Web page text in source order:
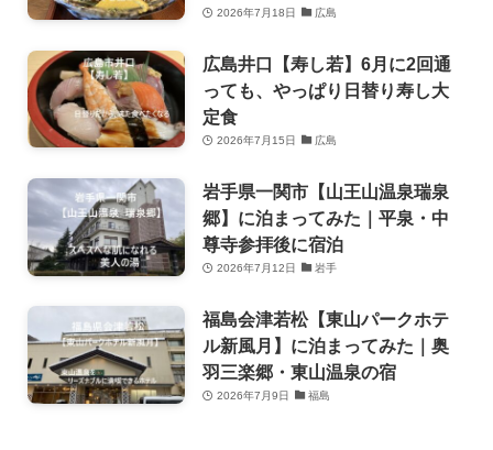
2026年7月18日 広島
広島井口【寿し若】6月に2回通
っても、やっぱり日替り寿し大
定食
2026年7月15日 広島
岩手県一関市【山王山温泉瑞泉
郷】に泊まってみた｜平泉・中
尊寺参拝後に宿泊
2026年7月12日 岩手
福島会津若松【東山パークホテ
ル新風月】に泊まってみた｜奥
羽三楽郷・東山温泉の宿
2026年7月9日 福島